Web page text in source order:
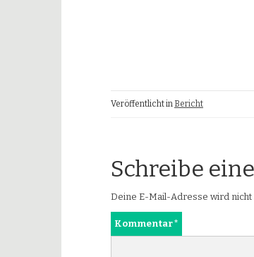
Veröffentlicht in Bericht
Schreibe
Deine E-Mail-Adresse wird nicht
Kommentar*